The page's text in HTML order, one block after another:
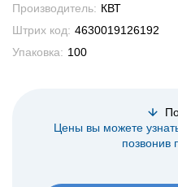
Производитель: КВТ
Штрих код: 4630019126192
Упаковка: 100
Цены вы можете
позвонив